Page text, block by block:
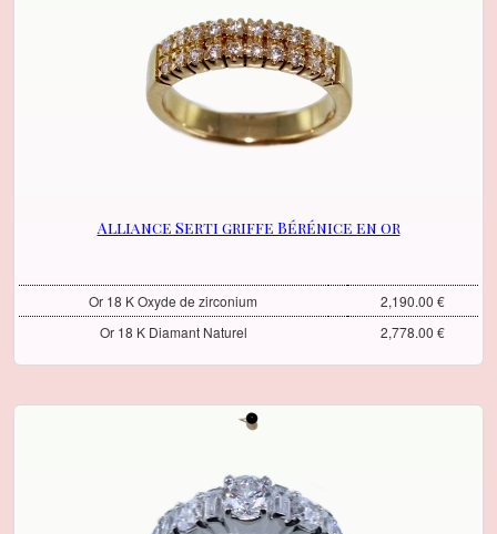
Alliance Serti griffe Bérénice en or
Or 18 K Oxyde de zirconium
2,190.00 €
Or 18 K Diamant Naturel
2,778.00 €